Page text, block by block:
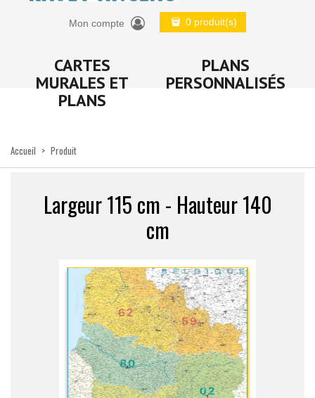
Mon compte 0 produit(s)
CARTES
MURALES ET
PLANS
PLANS
PERSONNALISÉS
Accueil > Produit
Largeur 115 cm - Hauteur 140
cm